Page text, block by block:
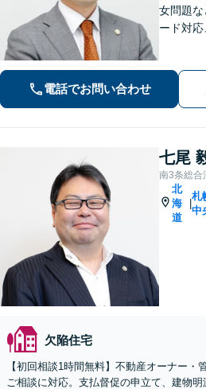
女問題
ード対応
【夜間
電話でお問い合わせ
七尾
南3条総合
北
海
道
札
中
欠陥住宅
【初回相談1時間無料】不動産オーナー・
ご相談に対応。支払督促の申立て、建物